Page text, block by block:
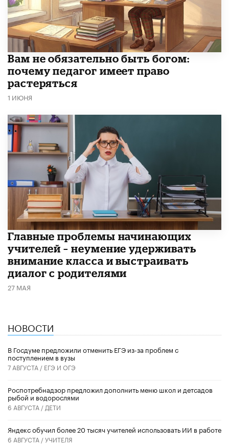
​Вам не обязательно быть богом:
почему педагог имеет право
растеряться
1 ИЮНЯ
Главные проблемы начинающих
учителей – неумение удерживать
внимание класса и выстраивать
диалог с родителями
27 МАЯ
НОВОСТИ
В Госдуме предложили отменить ЕГЭ из-за проблем с
поступлением в вузы
7 АВГУСТА / ЕГЭ И ОГЭ
Роспотребнадзор предложил дополнить меню школ и детсадов
рыбой и водорослями
6 АВГУСТА / ДЕТИ
​Яндекс обучил более 20 тысяч учителей использовать ИИ в работе
6 АВГУСТА /УЧИТЕЛЯ